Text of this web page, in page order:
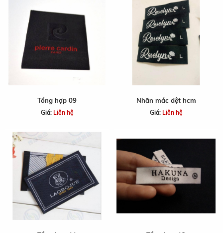
Tổng hợp 09
Giá: Liên hệ
Nhãn mác dệt hcm
Giá: Liên hệ